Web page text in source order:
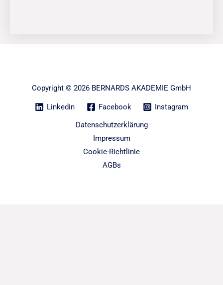
Copyright © 2026 BERNARDS AKADEMIE GmbH
Linkedin Facebook
Instagram
Datenschutzerklärung
Impressum
Cookie-Richtlinie
AGBs